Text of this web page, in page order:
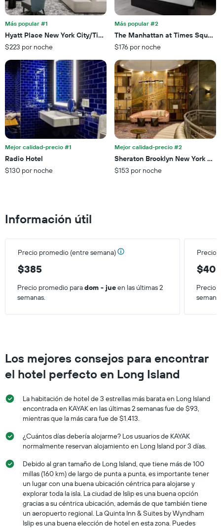
habitación
para
esta
noche,
calculado
a
partir
de
los
últimos
3 días
1
X
que
indica
categorías
de
los
hoteles
por
estrellas.
El
gráfico
muestra
1
eje
X
promedio
de
para
este
fin
semana,
calculado
3 días.
Más popular #1
Hyatt Place New York City/Times Square
$223 por noche
Más popular #2
The Manhattan at Times Square
$176 por noche
Mejor calidad-precio #1
Radio Hotel
$130 por noche
Mejor calidad-precio #2
Sheraton Brooklyn New York
$153 por noche
Información útil
Precio promedio (entre semana)
$385
Precio
Precio promedio paradom - jueen las últimas 2
semanas.
Precio
Los mejores consejos para encontrar
el hotel perfecto en Long Island
La habitación de hotel de 3 estrellas más barata en Long Island
encontrada en KAYAK en las últimas 2 semanas fue de $93,
mientras que la más cara fue de $1.413.
¿Cuántos días debería alojarme? Los usuarios de KAYAK
normalmente reservan alojamiento en Long Island por 3 días.
Debido al gran tamaño de Long Island, que tiene más de 100
millas (160 km) de largo de punta a punta, es importante tener
un lugar con una buena ubicación céntrica para alojarse y
explorar toda la isla. La ciudad de Islip es una buena opción
gracias a su céntrica ubicación, además de que también tiene
un aeropuerto regional. La Quinta Inn & Suites by Wyndham
Islip es una buena elección de hotel en esta zona. Puedes